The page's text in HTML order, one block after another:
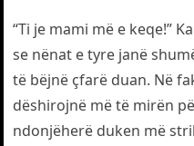
“Ti je mami më e keqe!”
se nënat e tyre janë
të bëjnë çfarë duan. Në
dëshirojnë më të mirën
ndonjëherë duken më